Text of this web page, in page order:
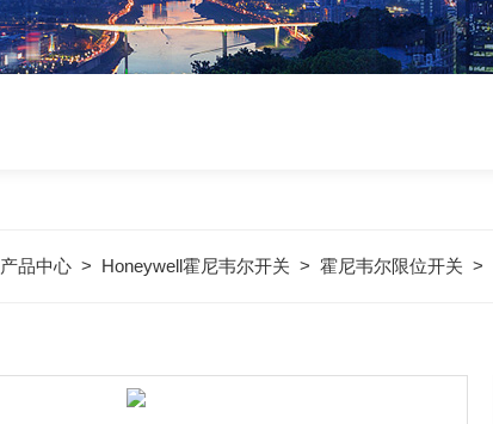
产品中心 > Honeywell霍尼韦尔开关 >霍尼韦尔限位开关 >